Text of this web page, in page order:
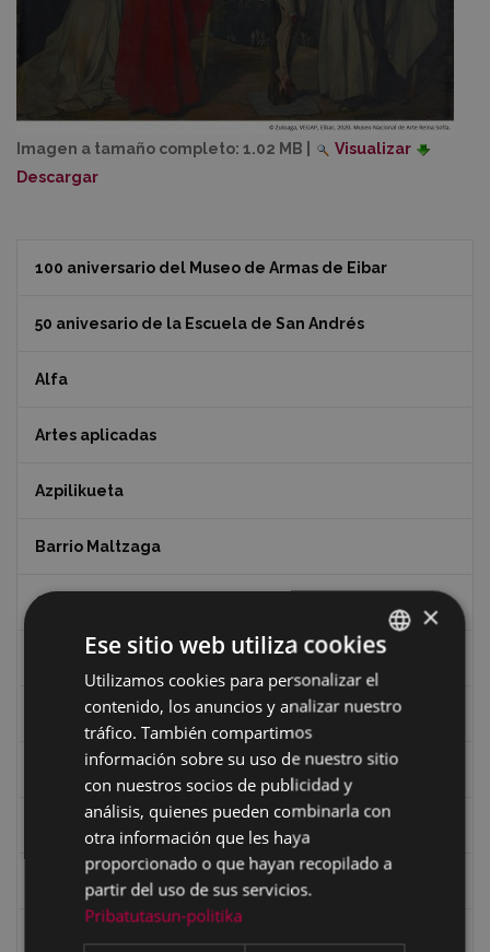
Imagen a tamaño completo: 1.02 MB
Visualizar
Descargar
100 aniversario del Museo de Armas de Eibar
50 anivesario de la Escuela de San Andrés
Alfa
Artes aplicadas
Azpilikueta
Barrio Maltzaga
Centro de Interpretación de la Guerra Civil
Ciclismo
Ciclismo "A rueda"
Dibujos de Julen Zabaleta
Eibar desde el aire
Eibartarren ahotan
BASQUE
SPANISH
×
Ese sitio web utiliza cookies
Utilizamos cookies para personalizar el
contenido, los anuncios y analizar nuestro
tráfico. También compartimos
información sobre su uso de nuestro sitio
con nuestros socios de publicidad y
análisis, quienes pueden combinarla con
otra información que les haya
proporcionado o que hayan recopilado a
partir del uso de sus servicios.
Pribatutasun-politika